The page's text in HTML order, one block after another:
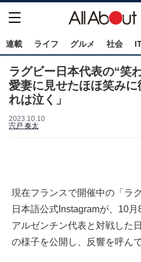
連載 ライフ グルメ 社会
ラグビー日本代表の“笑
愛妻に見せたほほ笑み
れは泣く」
2023.10.10
宍戸 奏太
現在フランスで開催中の「ラ
日本語公式Instagramが、10
アルゼンチン代表と対戦した
の様子を公開し、反響を呼ん